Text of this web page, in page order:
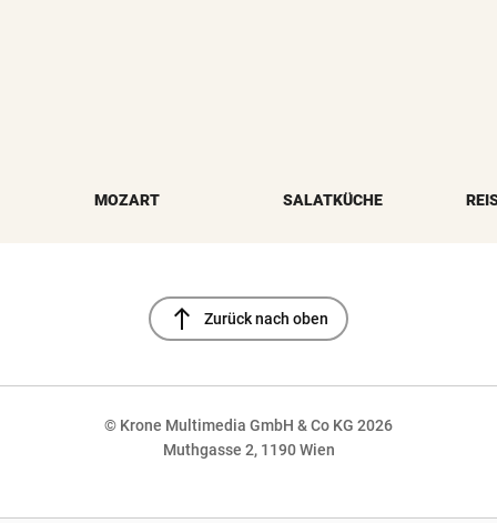
MOZART SALATKÜCHE
north Zurück nach oben
© Krone Multimedia GmbH & Co KG 2026
Muthgasse 2, 1190 Wien